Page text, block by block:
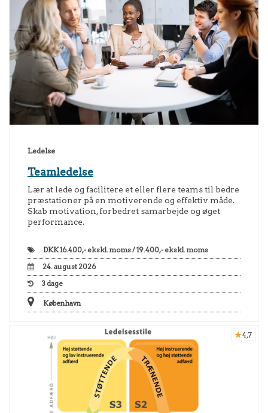
Ledelse
Teamledelse
Lær at lede og facilitere et eller flere teams til bedre
præstationer på en motiverende og effektiv måde.
Skab motivation, forbedret samarbejde og øget
performance.
DKK16.400,- ekskl. moms / 19.400,- ekskl. moms
24. august 2026
3 dage
København
4,7